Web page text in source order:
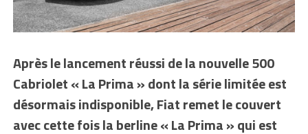
Après le lancement réussi de la nouvelle 500
Cabriolet « La Prima » dont la série limitée est
désormais indisponible, Fiat remet le couvert
avec cette fois la berline « La Prima » qui est